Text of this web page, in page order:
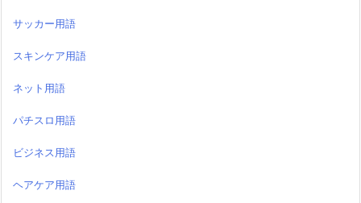
サッカー用語
スキンケア用語
ネット用語
パチスロ用語
ビジネス用語
ヘアケア用語